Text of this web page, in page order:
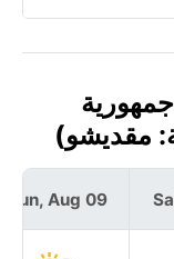
لمدة 7 في جمهورية
مقديشو)
Sun, Aug 09